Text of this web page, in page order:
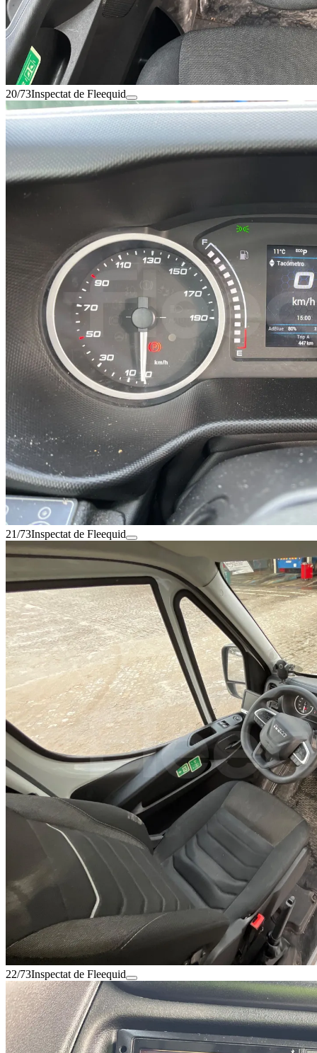
20/73Inspectat de Fleequid
21/73Inspectat de Fleequid
22/73Inspectat de Fleequid